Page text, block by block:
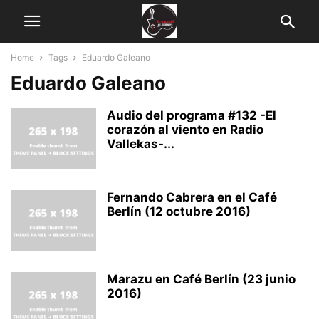
Home Tags Eduardo Galeano
Eduardo Galeano
Audio del programa #132 -El
corazón al viento en Radio
Vallekas-...
Fernando Cabrera en el Café
Berlín (12 octubre 2016)
Marazu en Café Berlín (23 junio
2016)